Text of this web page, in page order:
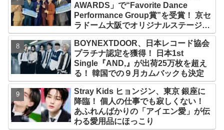
AWARDS」で“Favorite Dance
Performance Group賞”を受賞！ 京セ
ラドーム大阪でオリジナルステージパ
フォーマンス披露！ 卒業パーティーを
コンセプトにスーツで魅了【動画あ
り】
BOYNEXTDOOR、日本レコード協会
プラチナ認定を獲得！ 日本1st
Single『AND,』が出荷25万枚を超え
る！ 韓国での９月カムバックも決定
Stray Kids ヒョンジン、東京 銀座に
降臨！ 個人の仕事でも寂しくない！
あふれんばかりの「アイエン愛」が伝
わる愛用品にほっこり